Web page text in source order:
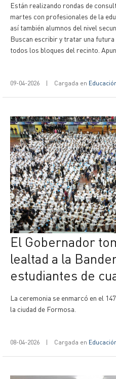
Están realizando rondas de
martes con profesionales de la
así también alumnos del nivel
Buscan escribir y tratar una
todos los bloques del recinto.
09-04-2026 | Cargada en
El Gobernador tomó la promesa de
lealtad a la
estudiantes de
La ceremonia se enmarcó en el
la ciudad de Formosa.
08-04-2026 | Cargada en